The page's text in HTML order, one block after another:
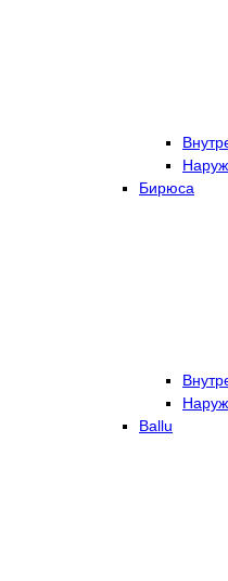
Бирюса
Ballu